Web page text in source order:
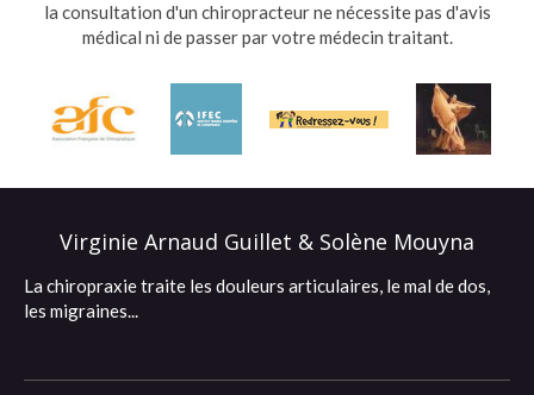
la consultation d'un chiropracteur ne nécessite pas d'avis
médical ni de passer par votre médecin traitant.
Virginie Arnaud Guillet & Solène Mouyna
La chiropraxie traite les douleurs articulaires, le mal de dos,
les migraines...